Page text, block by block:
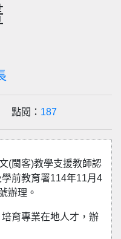
點閱： 187
(閩客)教學支援教師認
前教育署114年11月4
辦理。
育專業在地人才，辦